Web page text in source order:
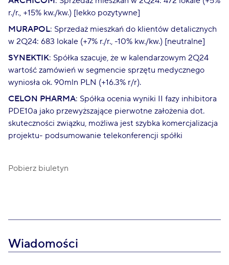
r./r., +15% kw./kw.) [lekko pozytywne]
MURAPOL: Sprzedaż mieszkań do klientów detalicznych
w 2Q24: 683 lokale (+7% r./r., -10% kw./kw.) [neutralne]
SYNEKTIK: Spółka szacuje, że w kalendarzowym 2Q24
wartość zamówień w segmencie sprzętu medycznego
wyniosła ok. 90mln PLN (+16.3% r/r).
CELON PHARMA: Spółka ocenia wyniki II fazy inhibitora
PDE10a jako przewyższające pierwotne założenia dot.
skuteczności związku, możliwa jest szybka komercjalizacja
projektu- podsumowanie telekonferencji spółki
Pobierz biuletyn
Wiadomości